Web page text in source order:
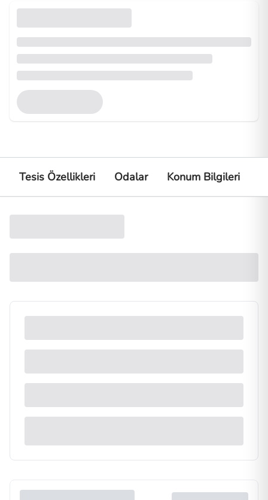
Tesis Özellikleri Odalar Konum Bilgileri